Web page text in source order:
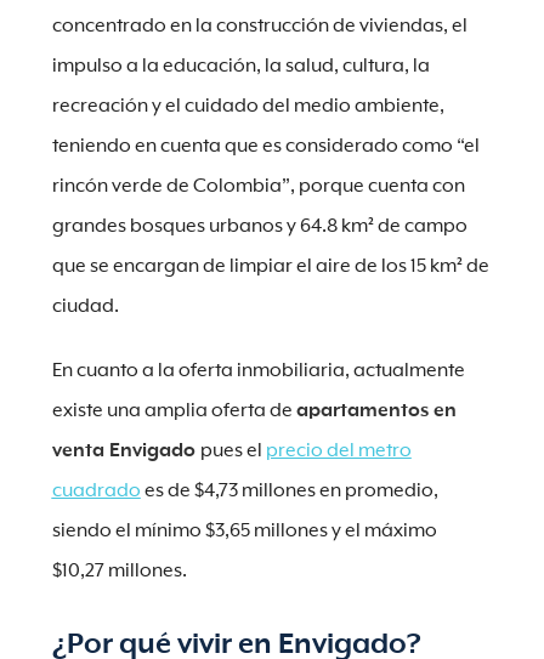
concentrado en la construcción de viviendas, el
impulso a la educación, la salud, cultura, la
recreación y el cuidado del medio ambiente,
teniendo en cuenta que es considerado como “el
rincón verde de Colombia”, porque cuenta con
grandes bosques urbanos y 64.8 km² de campo
que se encargan de limpiar el aire de los 15 km² de
ciudad.
En cuanto a la oferta inmobiliaria, actualmente
existe una amplia oferta de apartamentos en
venta Envigado pues el precio del metro
cuadrado es de $4,73 millones en promedio,
siendo el mínimo $3,65 millones y el máximo
$10,27 millones.
¿Por qué vivir en Envigado?